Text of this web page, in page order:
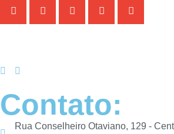
Contato:
Rua Conselheiro Otaviano, 129 -